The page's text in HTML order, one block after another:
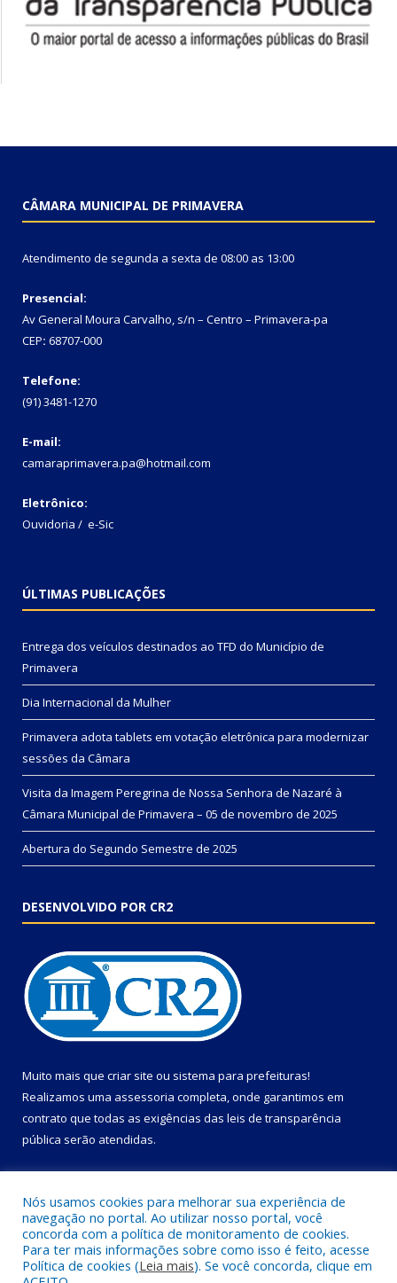
CÂMARA MUNICIPAL DE PRIMAVERA
Atendimento de segunda a sexta de 08:00 as 13:00
Presencial:
Av General Moura Carvalho, s/n – Centro – Primavera-pa
CEP: 68707-000
Telefone:
(91) 3481-1270
E-mail:
camaraprimavera.pa@hotmail.com
Eletrônico:
Ouvidoria / e-Sic
ÚLTIMAS PUBLICAÇÕES
Entrega dos veículos destinados ao TFD do Município de
Primavera
Dia Internacional da Mulher
Primavera adota tablets em votação eletrônica para modernizar
sessões da Câmara
Visita da Imagem Peregrina de Nossa Senhora de Nazaré à
Câmara Municipal de Primavera – 05 de novembro de 2025
Abertura do Segundo Semestre de 2025
DESENVOLVIDO POR CR2
Muito mais que criar site ou sistema para prefeituras!
Realizamos uma assessoria completa, onde garantimos em
contrato que todas as exigências das leis de transparência
pública serão atendidas.
Todos os direitos reservados a Câmara Municipal de Primavera.
Nós usamos cookies para melhorar sua experiência de
navegação no portal. Ao utilizar nosso portal, você
concorda com a política de monitoramento de cookies.
Para ter mais informações sobre como isso é feito, acesse
Política de cookies (Leia mais). Se você concorda, clique em